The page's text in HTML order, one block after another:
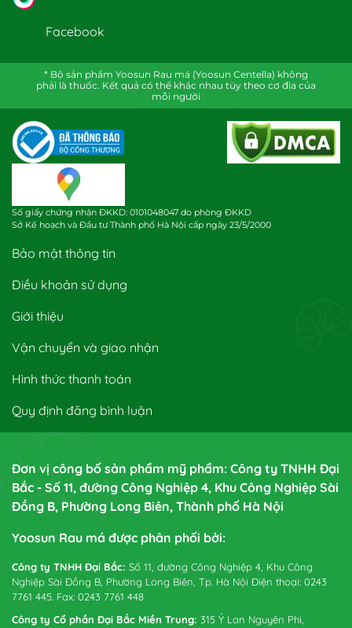
Facebook
* Bộ sản phẩm Yoosun Rau má (Yoosun Centella) không
phải là thuốc. Kết quả có thể khác nhau tùy theo cơ địa của
mỗi người
Số giấy chứng nhận ĐKKD: 0101048047 do phòng ĐKKD
Sở Kế hoạch và Đầu tư Thành phố Hà Nội cấp ngày 23/5/2000
Bảo mật thông tin
Điều khoản sử dụng
Giới thiệu
Vận chuyển và giao nhận
Hình thức thanh toán
Quy định đăng bình luận
Đơn vị công bố sản phẩm mỹ phẩm: Công ty TNHH Đại
Bắc - Số 11, đường Công Nghiệp 4, Khu Công Nghiệp Sài
Đồng B, Phường Long Biên, Thành phố Hà Nội
Yoosun Rau má được phân phối bởi:
Công ty TNHH Đại Bắc: Số 11, đường Công Nghiệp 4, Khu Công
Nghiệp Sài Đồng B, Phường Long Biên, Tp. Hà Nội Điện thoại: 0243
7761 445. Fax: 0243 7761 448
Công ty Cổ phần Đại Bắc Miền Trung: 315 Ỷ Lan Nguyên Phi,